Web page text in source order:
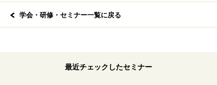
学会・研修・セミナー一覧に戻る
最近チェックしたセミナー